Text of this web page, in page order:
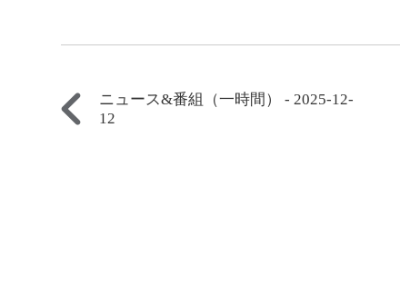
ニュース&番組（一時間） - 2025-12-
12